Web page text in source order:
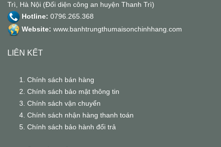
Trì, Hà Nội (Đối diện công an huyện Thanh Trì)
Hotline: 0796.265.368
Website: www.banhtrungthumaisonchinhhang.com
LIÊN KẾT
Chính sách bán hàng
Chính sách bảo mật thông tin
Chính sách vận chuyển
Chính sách nhận hàng thanh toán
Chính sách bảo hành đổi trả